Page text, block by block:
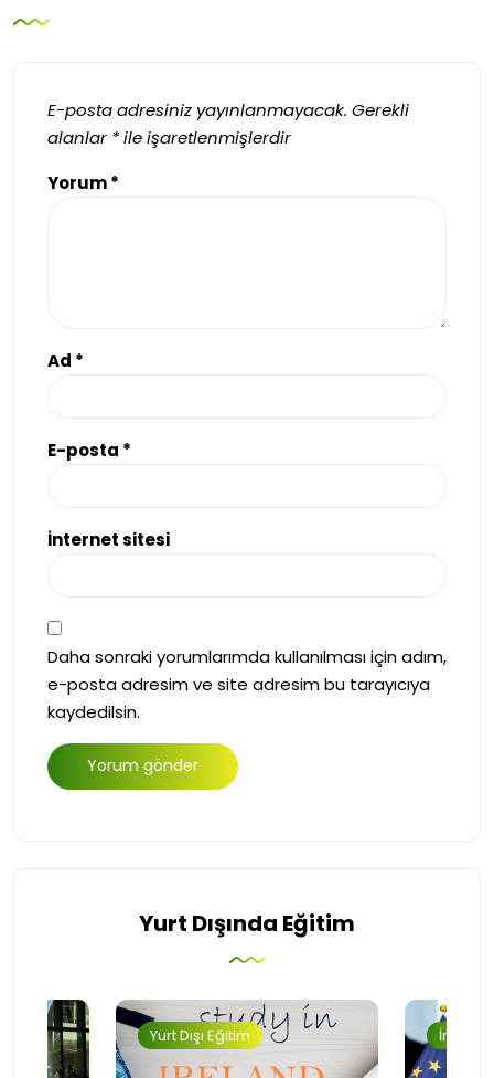
E-posta adresiniz yayınlanmayacak. Gerekli
alanlar *ile işaretlenmişlerdir
Yorum*
Ad *
E-posta *
İnternet sitesi
Daha sonraki yorumlarımda kullanılması için adım,
e-posta adresim ve site adresim bu tarayıcıya
kaydedilsin.
Yurt Dışında Eğitim
Yurt Dışı Eğitim